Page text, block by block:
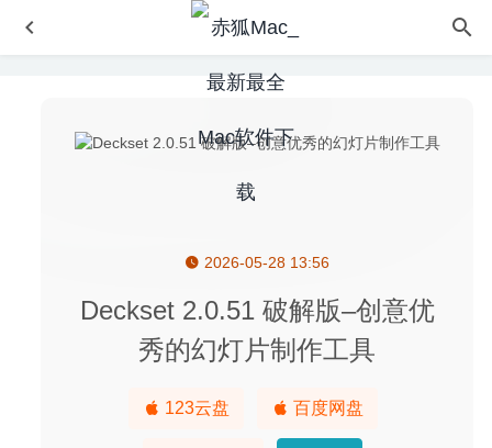
2026-05-28 13:56
Deckset 2.0.51 破解版–创意优
秀的幻灯片制作工具
123云盘 百度网盘
Dash 5.4 – 开发者必备API文档和代码片段管理器
TinkerTool System 6.89 – 优秀的系统维护工具 2020-05-28
乐高大乱斗LEGO Brawls 5.6.1 中文版-乐高快节奏竞技战
Synalyze It! Pro 1.32 – 十六进制编辑器和查看器